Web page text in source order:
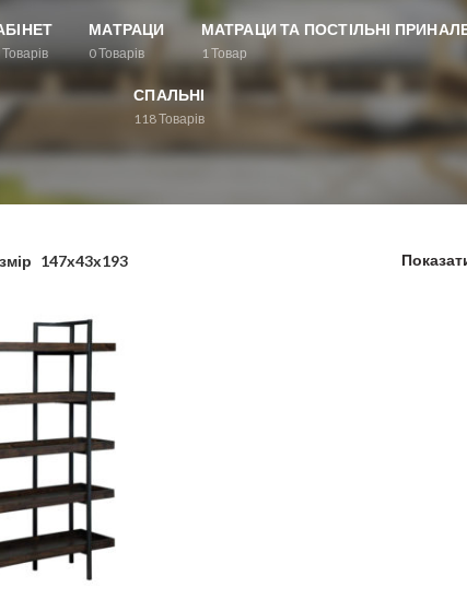
Товарів
МАТРАЦИ
0Товарів
МАТРАЦИ ТА ПОСТІЛЬНІ
1Товар
СПАЛЬНІ
118Товарів
147x43x193